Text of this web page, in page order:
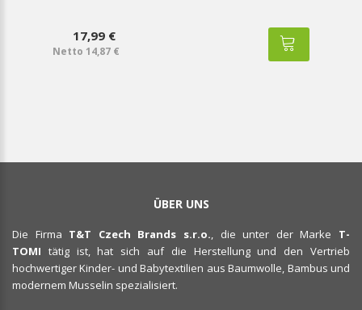
17,99 €
Netto 14,87 €
ÜBER UNS
Die Firma T&T Czech Brands s.r.o. , die unter der Marke T-
TOMI tätig ist, hat sich auf die Herstellung und den Vertrieb
hochwertiger Kinder- und Babytextilien aus Baumwolle, Bambus und
modernem Musselin spezialisiert.